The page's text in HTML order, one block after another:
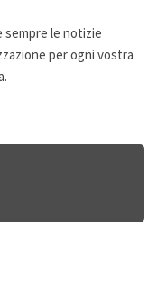
sempre le notizie
per ogni vostra